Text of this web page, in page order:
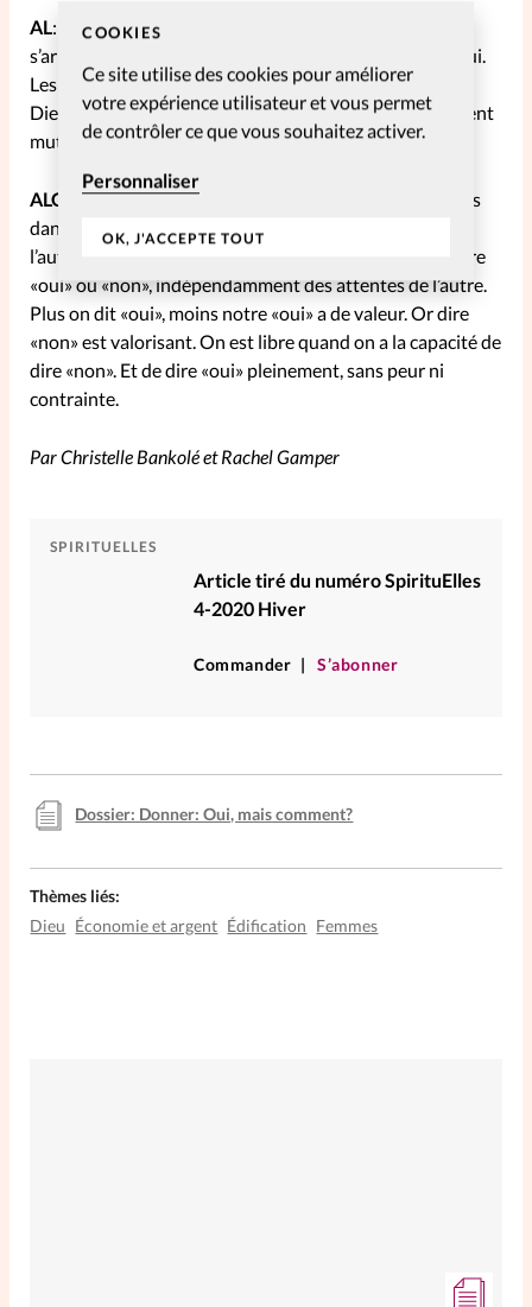
COOKIES
Ce site utilise des cookies pour améliorer
votre expérience utilisateur et vous permet
de contrôler ce que vous souhaitez activer.
Personnaliser
OK, J'ACCEPTE TOUT
AL : Il est très important de déterminer clairement où
s’arrête ma responsabilité et où commence celle d’autrui.
Les limites font partie intégrante de toute relation que
Dieu a créée. Elles délimitent les deux parties qui s’aiment
mutuellement.
ALG
: A partir du moment où je me sens coupable, je suis
dans une relation malsaine et dans la dépendance à
l’autre. J’évalue la liberté du don de soi à la liberté de dire
«oui» ou «non», indépendamment des attentes de l’autre.
Plus on dit «oui», moins notre «oui» a de valeur. Or dire
«non» est valorisant. On est libre quand on a la capacité de
dire «non». Et de dire «oui» pleinement, sans peur ni
contrainte.
Par Christelle Bankolé et Rachel Gamper
SPIRITUELLES
Article tiré du numéro SpirituElles
4-2020 Hiver
Commander S’abonner
Dossier: Donner: Oui, mais comment?
Thèmes liés:
Dieu Économie et argent Édification Femmes